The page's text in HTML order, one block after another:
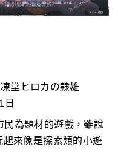
ヒロカの隷雄
日
為題材的遊戲，雖說
起來像是探索類的小遊